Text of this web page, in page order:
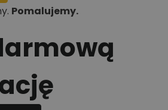
Pomalujemy.